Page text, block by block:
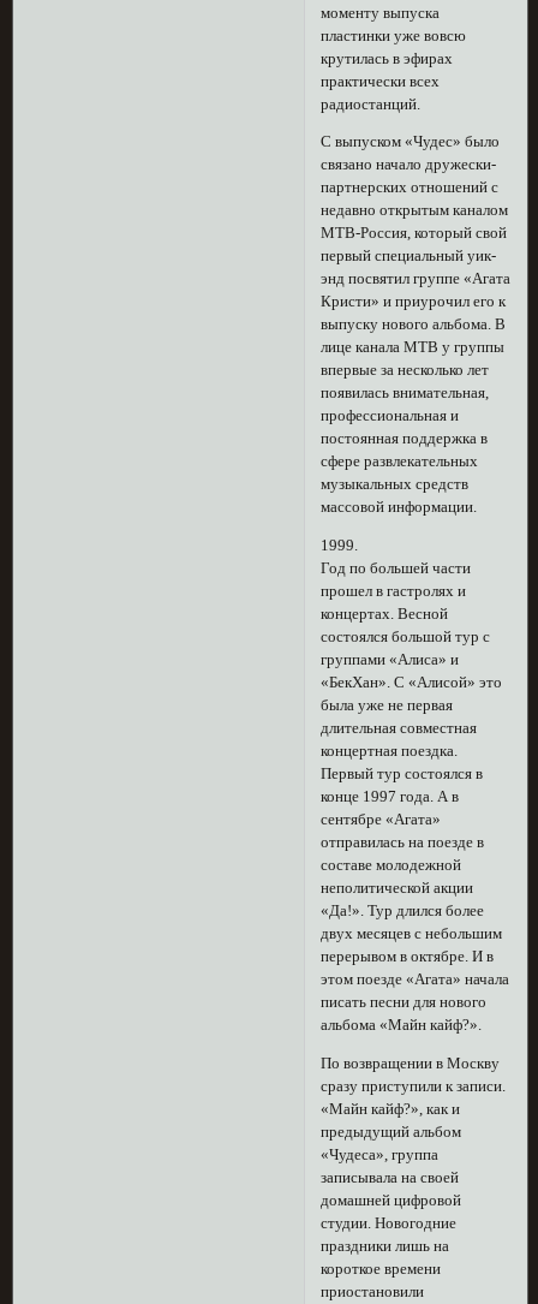
моменту выпуска
пластинки уже вовсю
крутилась в эфирах
практически всех
радиостанций.
С выпуском «Чудес» было
связано начало дружески-
партнерских отношений с
недавно открытым каналом
МТВ-Россия, который свой
первый специальный уик-
энд посвятил группе «Агата
Кристи» и приурочил его к
выпуску нового альбома. В
лице канала МТВ у группы
впервые за несколько лет
появилась внимательная,
профессиональная и
постоянная поддержка в
сфере развлекательных
музыкальных средств
массовой информации.
1999.
Год по большей части
прошел в гастролях и
концертах. Весной
состоялся большой тур с
группами «Алиса» и
«БекХан». С «Алисой» это
была уже не первая
длительная совместная
концертная поездка.
Первый тур состоялся в
конце 1997 года. А в
сентябре «Агата»
отправилась на поезде в
составе молодежной
неполитической акции
«Да!». Тур длился более
двух месяцев с небольшим
перерывом в октябре. И в
этом поезде «Агата» начала
писать песни для нового
альбома «Майн кайф?».
По возвращении в Москву
сразу приступили к записи.
«Майн кайф?», как и
предыдущий альбом
«Чудеса», группа
записывала на своей
домашней цифровой
студии. Новогодние
праздники лишь на
короткое времени
приостановили